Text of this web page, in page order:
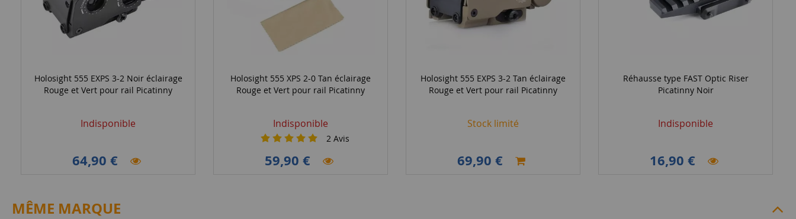
Holosight 555 EXPS 3-2 Noir éclairage
Rouge et Vert pour rail Picatinny
Indisponible
64,90 €
Holosight 555 XPS 2-0 Tan éclairage
Rouge et Vert pour rail Picatinny
Indisponible
2 Avis
59,90 €
Holosight 555 EXPS 3-2 Tan éclairage
Rouge et Vert pour rail Picatinny
Stock limité
69,90 €
Réhausse type FAST Optic Riser
Picatinny Noir
Indisponible
16,90 €
MÊME MARQUE